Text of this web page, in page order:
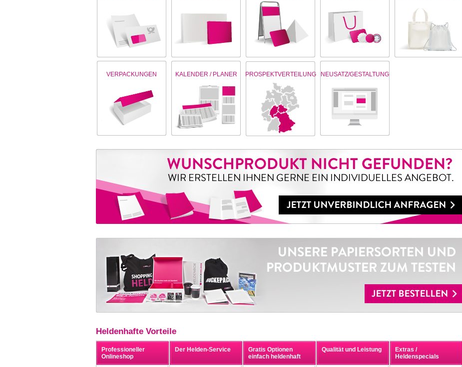
VERPACKUNGEN KALENDER / PLANER PROSPEKTVERTEILUNG NEUSATZ/GESTALTUNG
Heldenhafte Vorteile
Professioneller
Onlineshop
Der Helden-Service
Gratis Optionen
einfach heldenhaft
Qualität und Leistung
Extras /
Heldenspecials